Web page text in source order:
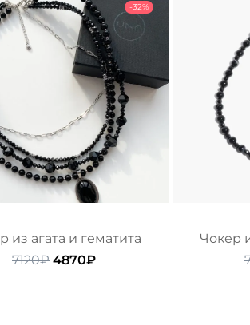
-32%
из агата и гематита
7120₽ Первоначальная
4870₽Текущая
Чокер